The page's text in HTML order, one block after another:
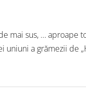
mai sus, … aproape
uniuni a grămezii de